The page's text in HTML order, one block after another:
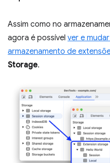
Assim como no
agora é possível ver e
armazenamento de
Storage.